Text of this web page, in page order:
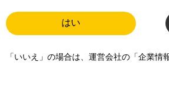
はい
「いいえ」の場合は、運営会社の「企業情
師、歯科衛生士、歯
お届けします。